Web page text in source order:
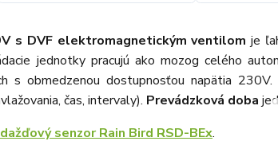
s DVF elektromagnetickým ventilomje
jednotky pracujú ako mozog celého
s obmedzenou dostupnosťou napätia
čas, intervaly). Prevádzková doba
dažďový senzor Rain Bird RSD-BEx.